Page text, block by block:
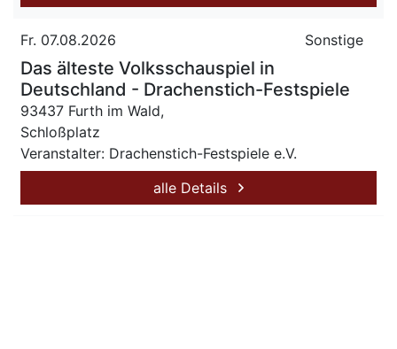
Fr. 07.08.2026 Sonstige
Das älteste Volksschauspiel in
Deutschland - Drachenstich-Festspiele
93437 Furth im Wald,
Schloßplatz
Veranstalter: Drachenstich-Festspiele e.V.
alle Details